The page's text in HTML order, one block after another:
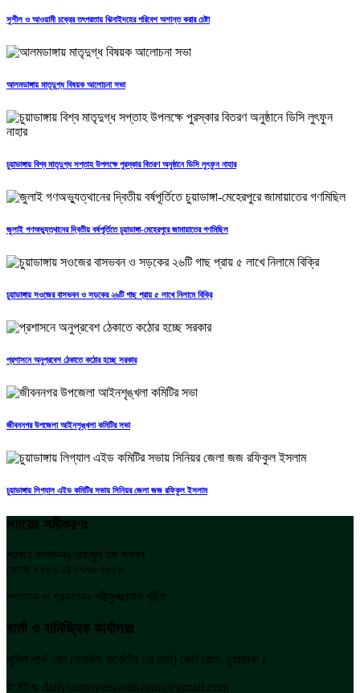
সুশীল ও আওয়ামী চক্রের তৎপরতায় ঝিনাইদহের পরিবেশ অশান্ত করার চেষ্টা
আলমডাঙ্গায় মাতৃদুগ্ধ বিষয়ক আলোচনা সভা
চুয়াডাঙ্গায় বিশ্ব মাতৃদুগ্ধ সপ্তাহ উপলক্ষে পুরস্কার বিতরণ অনুষ্ঠানে ডিসি লুৎফুন নাহার
জুলাই গণঅভ্যুত্থানের দ্বিতীয় বর্ষপূর্তিতে চুয়াডাঙ্গা-মেহেরপুরে জামায়াতের গণমিছিল
চুয়াডাঙ্গায় সওজের বাসভবন ও সড়কের ২৬টি গাছ প্রায় ৫ লাখে নিলামে বিক্রি
প্রশাসনে অনুপ্রবেশ ঠেকাতে কঠোর হচ্ছে সরকার
জীবননগর উপজেলা আইনশৃঙ্খলা কমিটির সভা
চুয়াডাঙ্গায় লিগ্যাল এইড কমিটির সভায় সিনিয়র জেলা জজ রফিকুল ইসলাম
সময়ের সমীকরণঃ
প্রধান সম্পাদকঃ নাজমুল হক স্বপন
ফোনঃ +৮৮০২৪৭৭৭৮৭৫৫৬
সম্পাদক ও প্রকাশকঃ শরীফুজ্জামান শরীফ
বার্তা ও বানিজ্যিক কার্যালয়ঃ
পুলিশ পার্ক লেন (মসজিদ মার্কেটের ৩য় তলা) কোর্ট রোড, চুয়াডাঙ্গা।
ইমেইলঃ dailysomoyersomikoron@gmail.com